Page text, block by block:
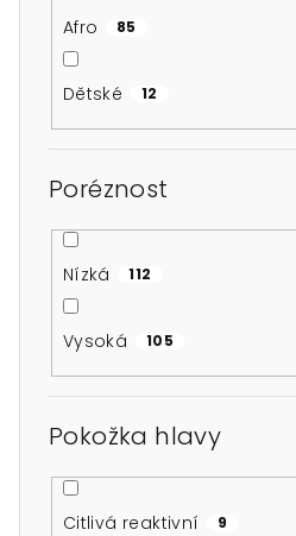
Afro 85
Dětské 12
Poréznost
Nízká 112
Vysoká 105
Pokožka hlavy
Citlivá reaktivní 9